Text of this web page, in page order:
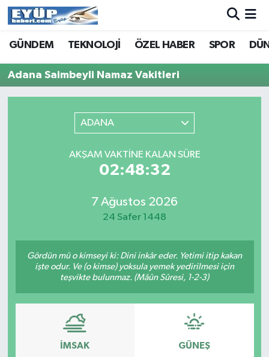
GÜNDEM TEKNOLOJİ ÖZEL HABER SPOR
Adana Saimbeyli Namaz Vakitleri
ADANA
AKŞAM VAKTINE KALAN SÜRE
02:48:32
7 Ağustos 2026
24 Safer 1448
Gördün mü o kimseyi ki: Dini inkâr eder. Yetimi itip kakan
işte odur. Ve (o kimse) yoksula yemek yedirilmesi için
teşvikte bulunmaz. (Mâûn Sûresi, 1-2-3)
İMSAK GÜNEŞ